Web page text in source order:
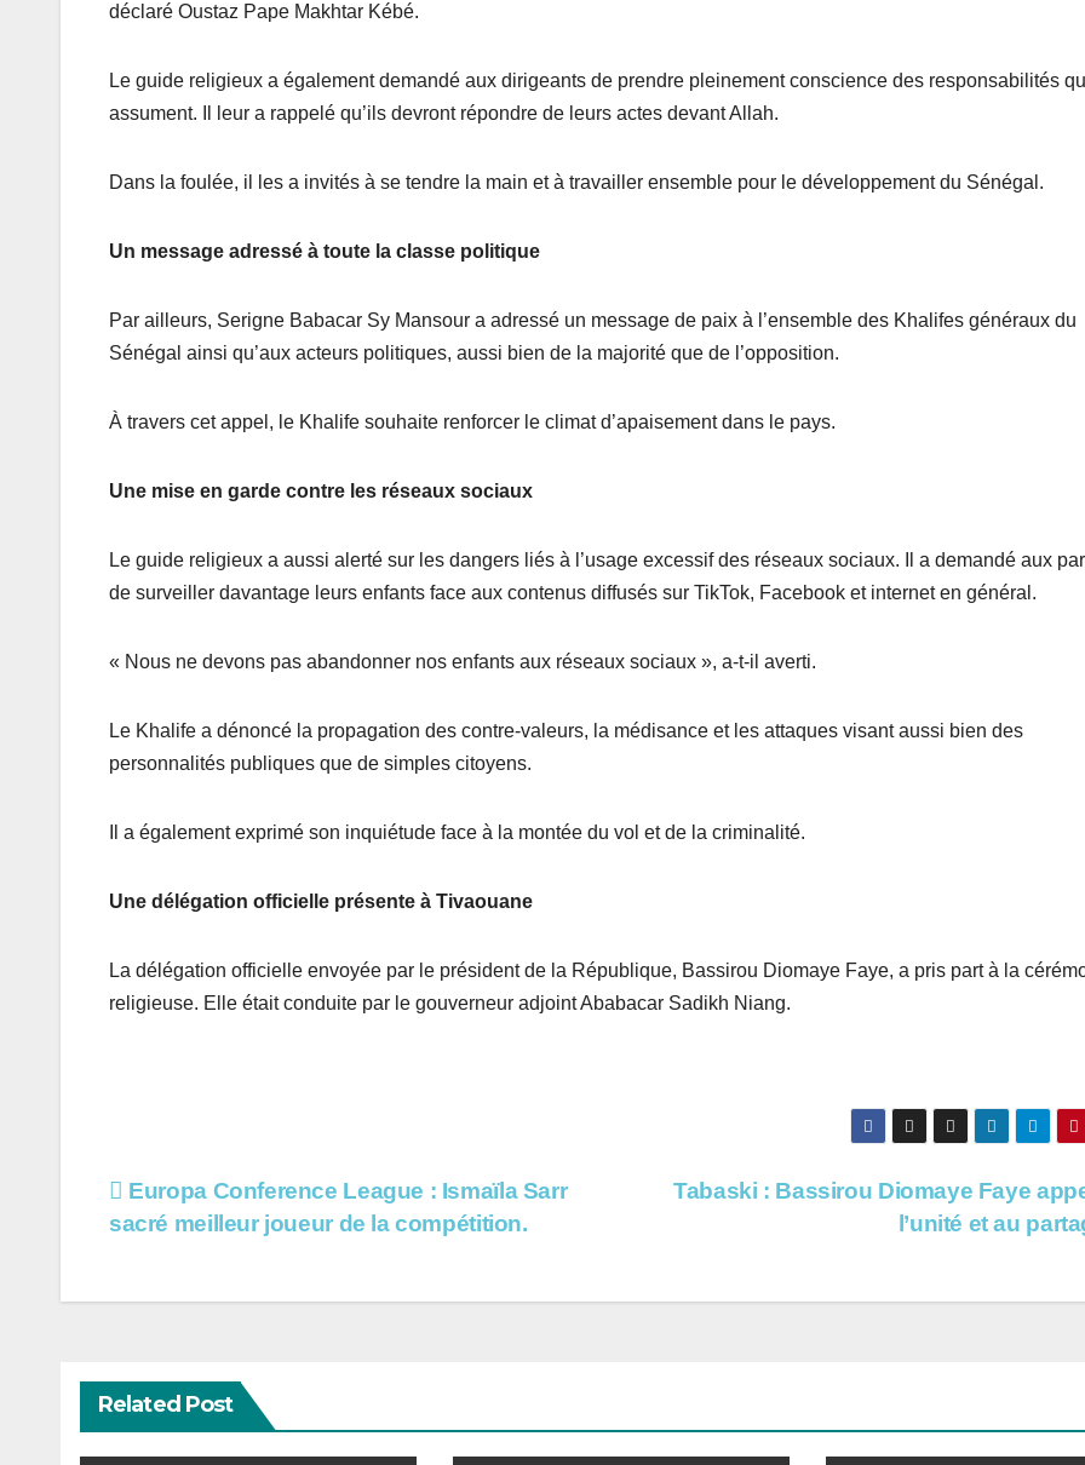
déclaré Oustaz Pape Makhtar Kébé.
Le guide religieux a également demandé aux dirigeants de prendre pleinement conscience des responsabilités
assument. Il leur a rappelé qu’ils devront répondre de leurs actes devant Allah.
Dans la foulée, il les a invités à se tendre la main et à travailler ensemble pour le développement du Sénégal.
Un message adressé à toute la classe politique
Par ailleurs, Serigne Babacar Sy Mansour a adressé un message de paix à l’ensemble des Khalifes généraux du
Sénégal ainsi qu’aux acteurs politiques, aussi bien de la majorité que de l’opposition.
À travers cet appel, le Khalife souhaite renforcer le climat d’apaisement dans le pays.
Une mise en garde contre les réseaux sociaux
Le guide religieux a aussi alerté sur les dangers liés à l’usage excessif des réseaux sociaux. Il a demandé aux
de surveiller davantage leurs enfants face aux contenus diffusés sur TikTok, Facebook et internet en général.
« Nous ne devons pas abandonner nos enfants aux réseaux sociaux », a-t-il averti.
Le Khalife a dénoncé la propagation des contre-valeurs, la médisance et les attaques visant aussi bien des
personnalités publiques que de simples citoyens.
Il a également exprimé son inquiétude face à la montée du vol et de la criminalité.
Une délégation officielle présente à Tivaouane
La délégation officielle envoyée par le président de la République, Bassirou Diomaye Faye, a pris part à la
religieuse. Elle était conduite par le gouverneur adjoint Ababacar Sadikh Niang.
Navigation
l’article
Tabaski : Bassirou Diomaye Faye
l’unité et au
Europa Conference League : Ismaïla Sarr
sacré meilleur joueur de la compétition.
Related Post